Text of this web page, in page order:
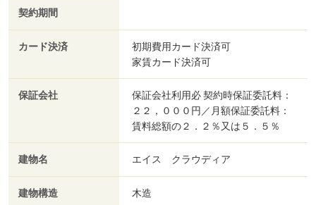
契約期間
カード決済
初期費用カード決済可
家賃カード決済可
保証会社
保証会社利用必 契約時保証委託料：
２２，０００円／月額保証委託料：
賃料総額の２．２％又は５．５％
建物名 エイス クラウディア
建物構造 木造